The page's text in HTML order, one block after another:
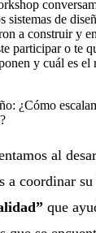
sistemas de
a construir y
participar o te
y cuál es el
al
a coordinar su
que